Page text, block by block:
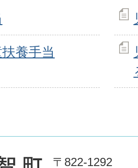
養手当
〒822-1292